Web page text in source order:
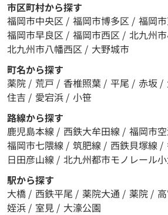
市区町村から探す
福岡市中央区 / 福岡市博多区 / 福岡
福岡市早良区 / 福岡市西区 / 北九州
北九州市八幡西区 / 大野城市
町名から探す
薬院 / 荒戸 / 香椎照葉 / 平尾 / 赤坂 /
住吉 / 愛宕浜 / 小笹
路線から探す
鹿児島本線 / 西鉄大牟田線 / 福岡市
福岡市七隈線 / 筑肥線 / 西鉄貝塚線 /
日田彦山線 / 北九州都市モノレール
駅から探す
大橋 / 西鉄平尾 / 薬院大通 / 薬院 /
姪浜 / 室見 / 大濠公園